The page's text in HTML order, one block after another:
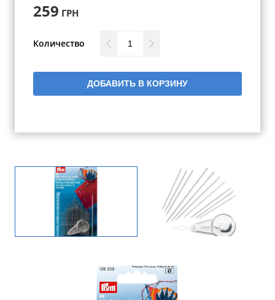
259 ГРН
Количество
ДОБАВИТЬ В КОРЗИНУ